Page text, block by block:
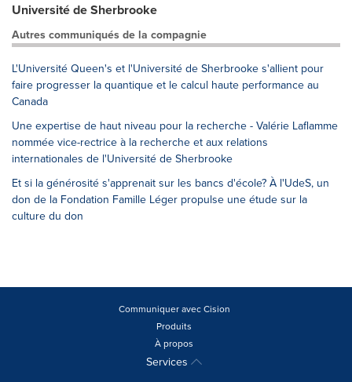
Université de Sherbrooke
Autres communiqués de la compagnie
L'Université Queen's et l'Université de Sherbrooke s'allient pour
faire progresser la quantique et le calcul haute performance au
Canada
Une expertise de haut niveau pour la recherche - Valérie Laflamme
nommée vice-rectrice à la recherche et aux relations
internationales de l'Université de Sherbrooke
Et si la générosité s'apprenait sur les bancs d'école? À l'UdeS, un
don de la Fondation Famille Léger propulse une étude sur la
culture du don
Communiquer avec Cision
Produits
À propos
Services